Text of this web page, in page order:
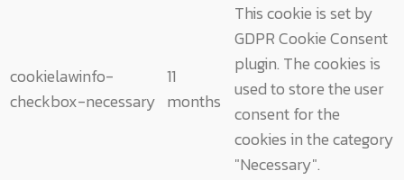
cookielawinfo-
checkbox-necessary
11
months
This cookie is set by
GDPR Cookie Consent
plugin. The cookies is
used to store the user
consent for the
cookies in the category
"Necessary".